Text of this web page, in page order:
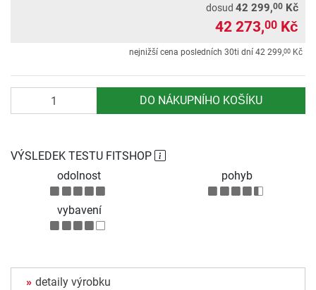
dosud 42 299,00 Kč
42 273,00 Kč
nejnižší cena posledních 30ti dní 42 299,00 Kč
DO NÁKUPNÍHO KOŠÍKU
VÝSLEDEK TESTU FITSHOP
odolnost
pohyb
vybavení
detaily výrobku